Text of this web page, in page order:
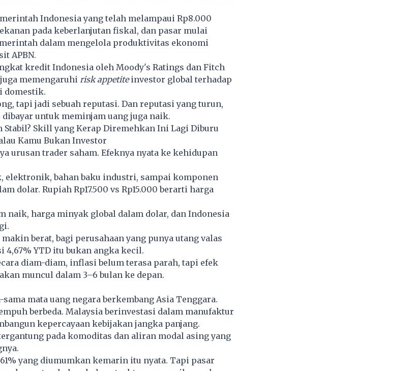
Indonesia yang telah melampaui Rp8.000
pada keberlanjutan fiskal, dan pasar mulai
dalam mengelola produktivitas ekonomi
APBN.
kredit Indonesia oleh Moody's Ratings dan Fitch
memengaruhi risk appetiteinvestor global terhadap
domestik.
tapi jadi sebuah reputasi. Dan reputasi yang turun,
untuk meminjam uang juga naik.
Stabil? Skill yang Kerap Diremehkan Ini Lagi Diburu
Kamu Bukan Investor
urusan trader saham. Efeknya nyata ke kehidupan
elektronik, bahan baku industri, sampai komponen
dolar. Rupiah Rp17.500 vs Rp15.000 berarti harga
naik, harga minyak global dalam dolar, dan Indonesia
berat, bagi perusahaan yang punya utang valas
4,67% YTD itu bukan angka kecil.
diam-diam, inflasi belum terasa parah, tapi efek
muncul dalam 3–6 bulan ke depan.
mata uang negara berkembang Asia Tenggara.
berbeda. Malaysia berinvestasi dalam manufaktur
kepercayaan kebijakan jangka panjang.
pada komoditas dan aliran modal asing yang
yang diumumkan kemarin itu nyata. Tapi pasar